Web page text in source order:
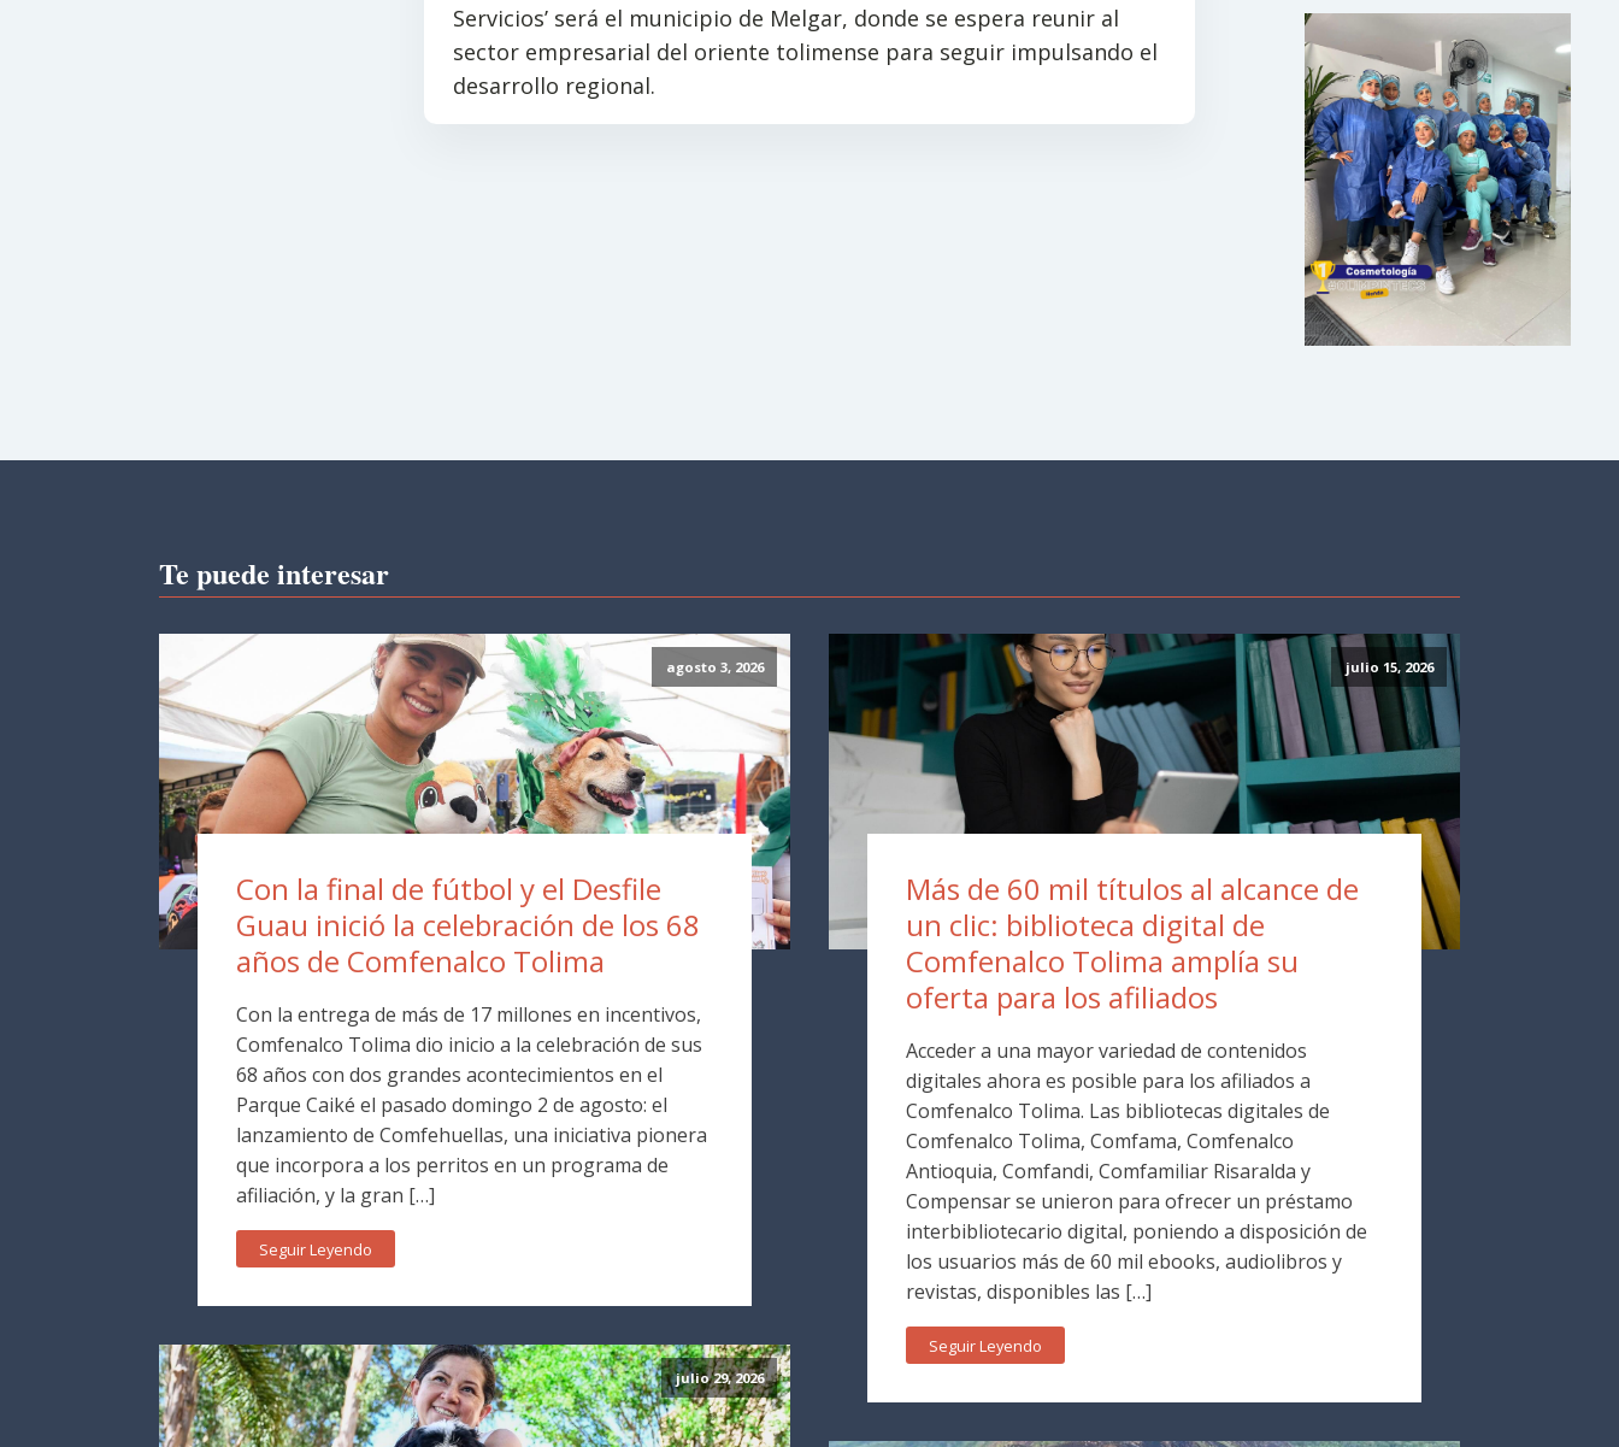
Servicios’ será el municipio de Melgar, donde se espera reunir al
sector empresarial del oriente tolimense para seguir impulsando el
desarrollo regional.
Te puede interesar
agosto 3, 2026
Con la final de fútbol y el Desfile
Guau inició la celebración de los 68
años de Comfenalco Tolima
Con la entrega de más de 17 millones en incentivos,
Comfenalco Tolima dio inicio a la celebración de sus
68 años con dos grandes acontecimientos en el
Parque Caiké el pasado domingo 2 de agosto: el
lanzamiento de Comfehuellas, una iniciativa pionera
que incorpora a los perritos en un programa de
afiliación, y la gran […]
Seguir Leyendo
julio 29, 2026
julio 15, 2026
Más de 60 mil títulos al alcance de
un clic: biblioteca digital de
Comfenalco Tolima amplía su
oferta para los afiliados
Acceder a una mayor variedad de contenidos
digitales ahora es posible para los afiliados a
Comfenalco Tolima. Las bibliotecas digitales de
Comfenalco Tolima, Comfama, Comfenalco
Antioquia, Comfandi, Comfamiliar Risaralda y
Compensar se unieron para ofrecer un préstamo
interbibliotecario digital, poniendo a disposición de
los usuarios más de 60 mil ebooks, audiolibros y
revistas, disponibles las […]
Seguir Leyendo